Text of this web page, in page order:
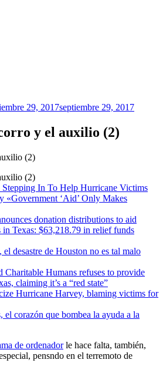
29, 2017septiembre 29, 2017
y el auxilio (2)
(2)
(2)
Stepping In To Help Hurricane Victims
«Government ‘Aid’ Only Makes
donation distributions to aid
Texas: $63,218.79 in relief funds
el desastre de Houston no es tal malo
Humans refuses to provide
claiming it’s a “red state”
Hurricane Harvey, blaming victims for
el corazón que bombea la ayuda a la
de ordenadorle hace falta, también,
pensndo en el terremoto de